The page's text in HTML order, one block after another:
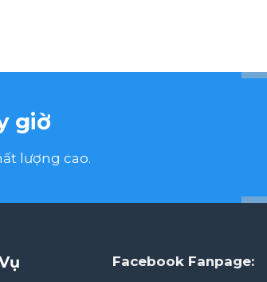
giờ
lượng cao.
Facebook Fanpage: